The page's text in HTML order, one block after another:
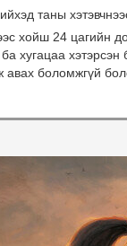
таны
хойш 24 цагийн
хугацаа
авах боломжгүй